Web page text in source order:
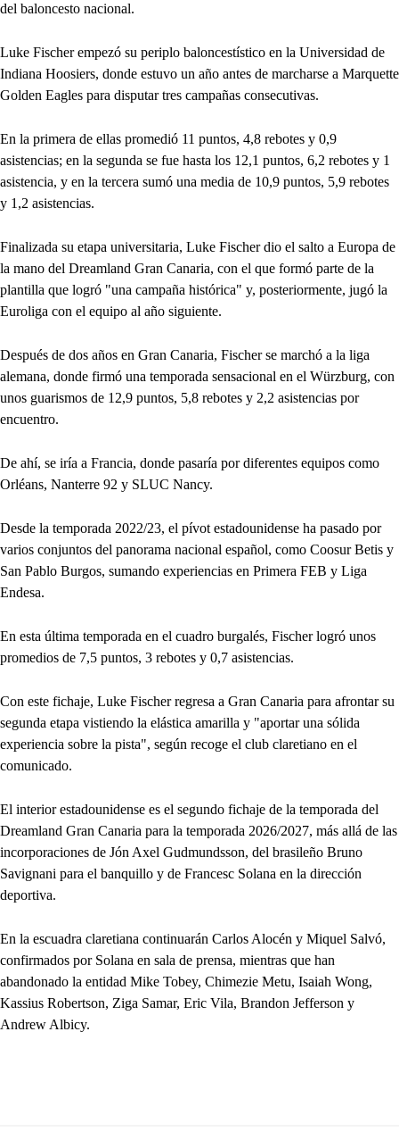
del baloncesto nacional.
Luke Fischer empezó su periplo baloncestístico en la Universidad de
Indiana Hoosiers, donde estuvo un año antes de marcharse a Marquette
Golden Eagles para disputar tres campañas consecutivas.
En la primera de ellas promedió 11 puntos, 4,8 rebotes y 0,9
asistencias; en la segunda se fue hasta los 12,1 puntos, 6,2 rebotes y 1
asistencia, y en la tercera sumó una media de 10,9 puntos, 5,9 rebotes
y 1,2 asistencias.
Finalizada su etapa universitaria, Luke Fischer dio el salto a Europa de
la mano del Dreamland Gran Canaria, con el que formó parte de la
plantilla que logró "una campaña histórica" y, posteriormente, jugó la
Euroliga con el equipo al año siguiente.
Después de dos años en Gran Canaria, Fischer se marchó a la liga
alemana, donde firmó una temporada sensacional en el Würzburg, con
unos guarismos de 12,9 puntos, 5,8 rebotes y 2,2 asistencias por
encuentro.
De ahí, se iría a Francia, donde pasaría por diferentes equipos como
Orléans, Nanterre 92 y SLUC Nancy.
Desde la temporada 2022/23, el pívot estadounidense ha pasado por
varios conjuntos del panorama nacional español, como Coosur Betis y
San Pablo Burgos, sumando experiencias en Primera FEB y Liga
Endesa.
En esta última temporada en el cuadro burgalés, Fischer logró unos
promedios de 7,5 puntos, 3 rebotes y 0,7 asistencias.
Con este fichaje, Luke Fischer regresa a Gran Canaria para afrontar su
segunda etapa vistiendo la elástica amarilla y "aportar una sólida
experiencia sobre la pista", según recoge el club claretiano en el
comunicado.
El interior estadounidense es el segundo fichaje de la temporada del
Dreamland Gran Canaria para la temporada 2026/2027, más allá de las
incorporaciones de Jón Axel Gudmundsson, del brasileño Bruno
Savignani para el banquillo y de Francesc Solana en la dirección
deportiva.
En la escuadra claretiana continuarán Carlos Alocén y Miquel Salvó,
confirmados por Solana en sala de prensa, mientras que han
abandonado la entidad Mike Tobey, Chimezie Metu, Isaiah Wong,
Kassius Robertson, Ziga Samar, Eric Vila, Brandon Jefferson y
Andrew Albicy.